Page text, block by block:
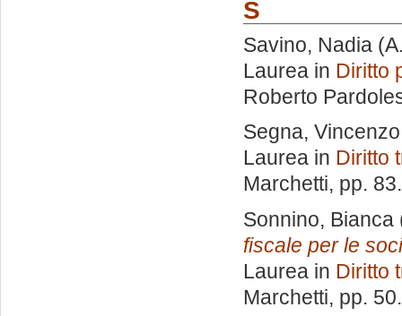
S
Savino, Nadia
Laurea in Diritto
Roberto
Segna, Vincenzo
Laurea in Diritto
Marchetti, pp.
Sonnino, Bianca
fiscale per le
Laurea in Diritto
Marchetti, pp.